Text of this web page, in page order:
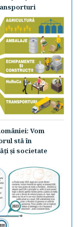
Vom
stă în
şi societate